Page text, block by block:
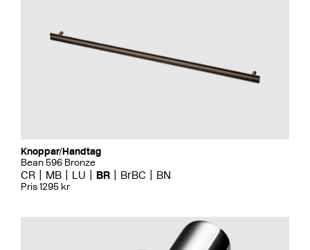
Knoppar/Handtag
Bean 596 Bronze
CR MB LU BR BrBC BN
Pris 1295 kr